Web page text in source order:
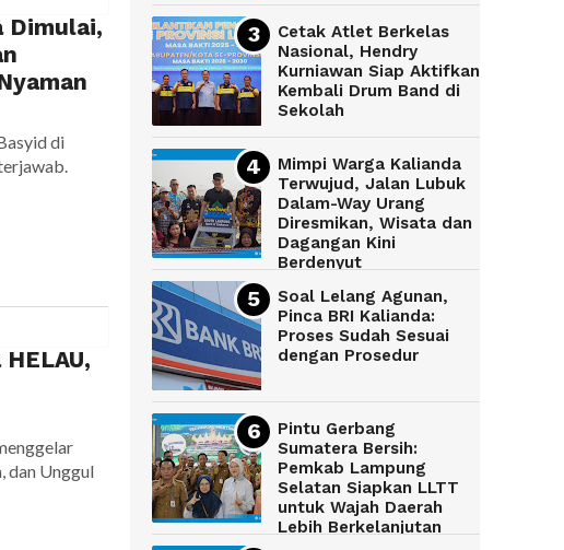
Dimulai,
di
dan Unggul
Cetak Atlet Berkelas
Nasional, Hendry
Kurniawan Siap Aktifkan
Kembali Drum Band di
Sekolah
Mimpi Warga Kalianda
Terwujud, Jalan Lubuk
Dalam-Way Urang
Diresmikan, Wisata dan
Dagangan Kini
Berdenyut
Soal Lelang Agunan,
Pinca BRI Kalianda:
Proses Sudah Sesuai
dengan Prosedur
Pintu Gerbang
Sumatera Bersih:
Pemkab Lampung
Selatan Siapkan LLTT
untuk Wajah Daerah
Lebih Berkelanjutan